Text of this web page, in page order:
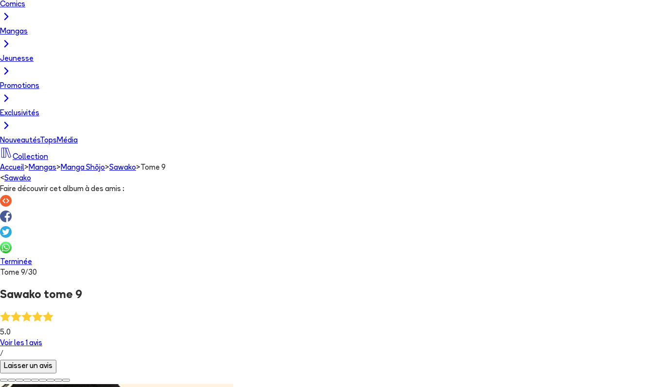
Comics
Mangas
Jeunesse
Promotions
Exclusivités
NouveautésTops Média
Collection
Accueil> Mangas> Manga Shōjo>Sawako> Tome 9
<Sawako
Faire découvrir cet album à des amis :
Terminée
Tome 9/30
Sawako tome 9
5.0
Voir les 1 avis
/
Laisser un avis